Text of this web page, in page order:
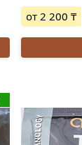
от 2 200 ₸